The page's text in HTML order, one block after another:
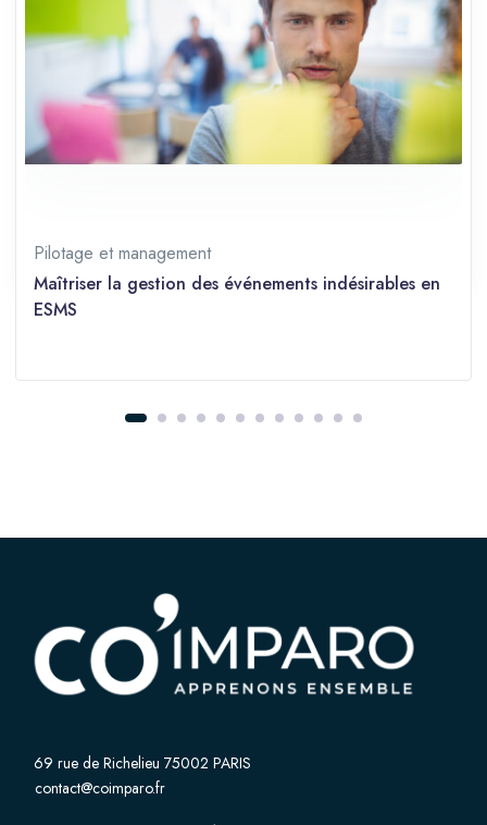
3 jours (21 heures)
Langue Français
Prérequis Débutant
Pilotage et management
Maîtriser la gestion des événements indésirables en
ESMS
69 rue de Richelieu 75002 PARIS
contact@coimparo.fr